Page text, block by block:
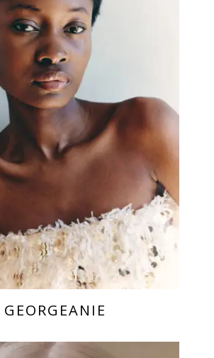
GEORGEANIE